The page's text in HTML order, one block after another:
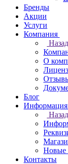
Бренды
Акции
Услуги
Компания
Назад
О
Блог
Информация
Назад
Новые
Контакты